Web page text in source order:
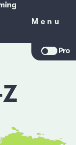
Menu
Menu
Pro